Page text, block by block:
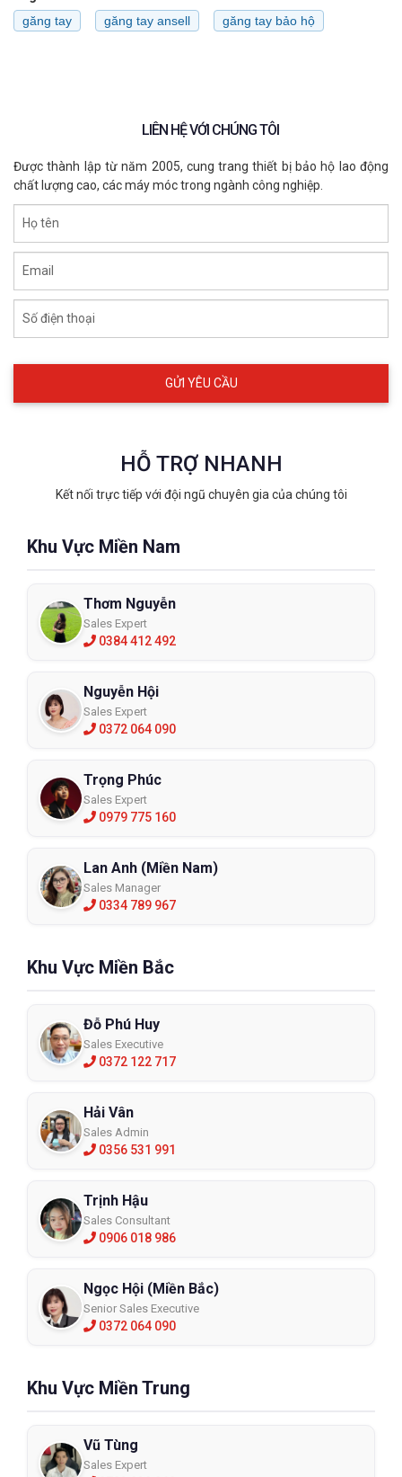
găng tay
găng tay ansell găng tay bảo hộ
LIÊN HỆ VỚI CHÚNG TÔI
Được thành lập từ năm 2005, cung trang thiết bị bảo hộ lao động
chất lượng cao, các máy móc trong ngành công nghiệp.
Họ tên
Email
Số điện thoại
HỖ TRỢ NHANH
Kết nối trực tiếp với đội ngũ chuyên gia của chúng tôi
Khu Vực Miền Nam
Thơm Nguyễn
Sales Expert
0384 412 492
Nguyễn Hội
Sales Expert
0372 064 090
Trọng Phúc
Sales Expert
0979 775 160
Lan Anh (Miền Nam)
Sales Manager
0334 789 967
Khu Vực Miền Bắc
Đỗ Phú Huy
Sales Executive
0372 122 717
Hải Vân
Sales Admin
0356 531 991
Trịnh Hậu
Sales Consultant
0906 018 986
Ngọc Hội (Miền Bắc)
Senior Sales Executive
0372 064 090
Khu Vực Miền Trung
Vũ Tùng
Sales Expert